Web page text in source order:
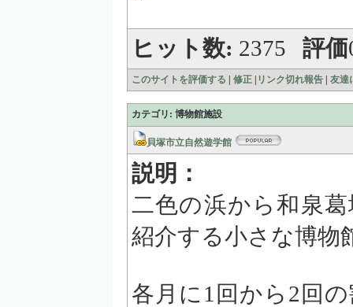
ヒット数: 2375 評価
このサイトを評価する 修正 リンク切れ報告 友達
カテゴリ: 博物館施設
貝塚市立自然遊学館
説明：
二色の浜から和泉
紹介する小さな博物
各月に1回から2回